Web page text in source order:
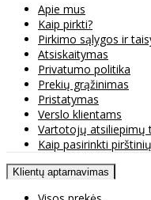
Apie mus
Kaip pirkti?
Pirkimo sąlygos ir
Atsiskaitymas
Privatumo politika
Prekių grąžinimas
Pristatymas
Verslo klientams
Vartotojų atsiliepimų
Kaip pasirinkti
Klientų aptarnavimas